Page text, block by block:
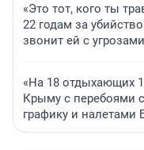
«Это тот, кого ты
22 годам за
звонит ей с угрозами
«На 18 отдыхающих
Крыму с перебоями
графику и налетами